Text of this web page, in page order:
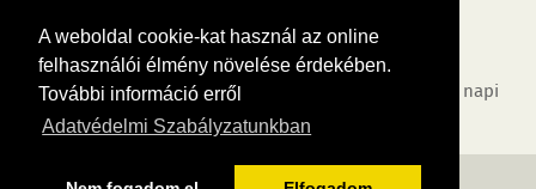
A weboldal cookie-kat használ az online
felhasználói élmény növelése érdekében.
További információ erről
Adatvédelmi Szabályzatunkban
Tudj meg többet városodról! Hírek, programok, képek, napi
menü, cégek…. és minden, ami Rábaköz
MÉDIAAJÁNLÓ ADATVÉDELEM IMPRESSZUM RÓLUNK